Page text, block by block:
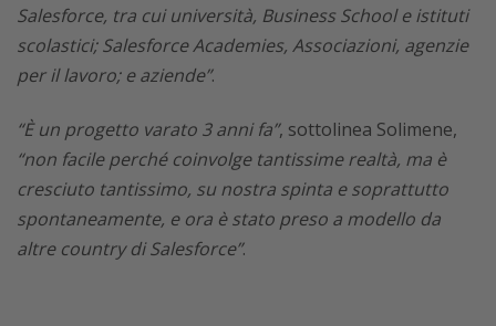
Salesforce, tra cui università, Business School e istituti
scolastici; Salesforce Academies, Associazioni, agenzie
per il lavoro; e aziende”.
“È un progetto varato 3 anni fa”, sottolinea Solimene,
“non facile perché coinvolge tantissime realtà, ma è
cresciuto tantissimo, su nostra spinta e soprattutto
spontaneamente, e ora è stato preso a modello da
altre country di Salesforce”.